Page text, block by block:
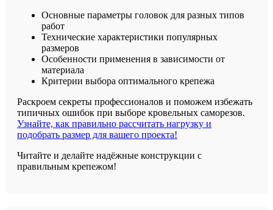
Основные параметры головок для разных типов
работ
Технические характеристики популярных
размеров
Особенности применения в зависимости от
материала
Критерии выбора оптимального крепежа
Раскроем секреты профессионалов и поможем избежать
типичных ошибок при выборе кровельных саморезов.
Узнайте, как правильно рассчитать нагрузку и
подобрать размер для вашего проекта!
Читайте и делайте надёжные конструкции с
правильным крепежом!